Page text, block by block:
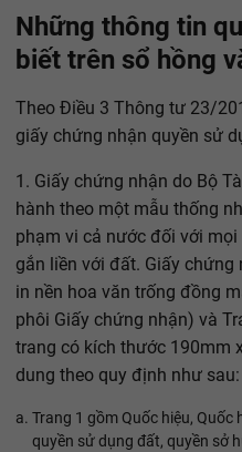
Những thông tin
biết trên sổ hồng
Theo Điều 3 Thông tư 23/
giấy chứng nhận quyền sử
1. Giấy chứng nhận do Bộ
hành theo một mẫu thống
phạm vi cả nước đối với
gắn liền với đất. Giấy
in nền hoa văn trống đồng
phôi Giấy chứng nhận) và
trang có kích thước 190mm
dung theo quy định như sau:
Trang 1 gồm Quốc hiệu,
quyền sử dụng đất, quyền sở